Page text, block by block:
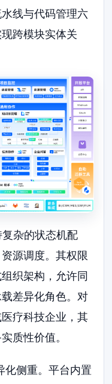
线与代码管理六
跨模块实体关
杂的状态机配
源调度。其权限
织架构，允许同
差异化角色。对
疗科技企业，其
质性价值。
化侧重。平台内置